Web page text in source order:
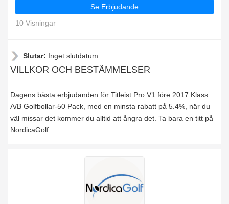
Se Erbjudande
10 Visningar
Slutar: Inget slutdatum
VILLKOR OCH BESTÄMMELSER
Dagens bästa erbjudanden för Titleist Pro V1 före 2017 Klass
A/B Golfbollar-50 Pack, med en minsta rabatt på 5.4%, när du
väl missar det kommer du alltid att ångra det. Ta bara en titt på
NordicaGolf